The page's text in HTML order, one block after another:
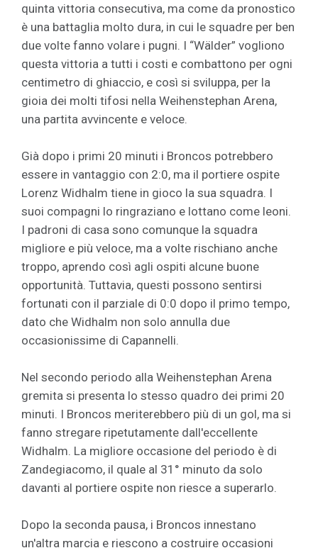
quinta vittoria consecutiva, ma come da pronostico
è una battaglia molto dura, in cui le squadre per ben
due volte fanno volare i pugni. I “Wälder” vogliono
questa vittoria a tutti i costi e combattono per ogni
centimetro di ghiaccio, e così si sviluppa, per la
gioia dei molti tifosi nella Weihenstephan Arena,
una partita avvincente e veloce.
Già dopo i primi 20 minuti i Broncos potrebbero
essere in vantaggio con 2:0, ma il portiere ospite
Lorenz Widhalm tiene in gioco la sua squadra. I
suoi compagni lo ringraziano e lottano come leoni.
I padroni di casa sono comunque la squadra
migliore e più veloce, ma a volte rischiano anche
troppo, aprendo così agli ospiti alcune buone
opportunità. Tuttavia, questi possono sentirsi
fortunati con il parziale di 0:0 dopo il primo tempo,
dato che Widhalm non solo annulla due
occasionissime di Capannelli.
Nel secondo periodo alla Weihenstephan Arena
gremita si presenta lo stesso quadro dei primi 20
minuti. I Broncos meriterebbero più di un gol, ma si
fanno stregare ripetutamente dall'eccellente
Widhalm. La migliore occasione del periodo è di
Zandegiacomo, il quale al 31° minuto da solo
davanti al portiere ospite non riesce a superarlo.
Dopo la seconda pausa, i Broncos innestano
un'altra marcia e riescono a costruire occasioni